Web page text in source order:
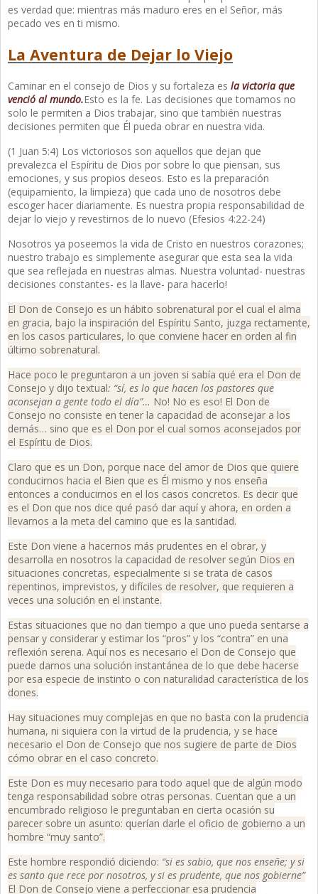
es verdad que: mientras más maduro eres en el Señor, más
pecado ves en ti mismo.
La Aventura de Dejar lo Viejo
Caminar en el consejo de Dios y su fortaleza es la victoria que
venció al mundo.Esto es la fe. Las decisiones que tomamos no
solo le permiten a Dios trabajar, sino que también nuestras
decisiones permiten que Él pueda obrar en nuestra vida.
(1 Juan 5:4) Los victoriosos son aquellos que dejan que
prevalezca el Espíritu de Dios por sobre lo que piensan, sus
emociones, y sus propios deseos. Esto es la preparación
(equipamiento, la limpieza) que cada uno de nosotros debe
escoger hacer diariamente. Es nuestra propia responsabilidad de
dejar lo viejo y revestirnos de lo nuevo (Efesios 4:22-24)
Nosotros ya poseemos la vida de Cristo en nuestros corazones;
nuestro trabajo es simplemente asegurar que esta sea la vida
que sea reflejada en nuestras almas. Nuestra voluntad- nuestras
decisiones constantes- es la llave- para hacerlo!
El Don de Consejo es un hábito sobrenatural por el cual el alma
en gracia, bajo la inspiración del Espíritu Santo, juzga rectamente,
en los casos particulares, lo que conviene hacer en orden al fin
último sobrenatural.
Hace poco le preguntaron a un joven si sabía qué era el Don de
Consejo y dijo textual: “sí, es lo que hacen los pastores que
aconsejan a gente todo el día”… No! No es eso! El Don de
Consejo no consiste en tener la capacidad de aconsejar a los
demás… sino que es el Don por el cual somos aconsejados por
el Espíritu de Dios.
Claro que es un Don, porque nace del amor de Dios que quiere
conducirnos hacia el Bien que es Él mismo y nos enseña
entonces a conducirnos en el los casos concretos. Es decir que
es el Don que nos dice qué pasó dar aquí y ahora, en orden a
llevarnos a la meta del camino que es la santidad.
Este Don viene a hacernos más prudentes en el obrar, y
desarrolla en nosotros la capacidad de resolver según Dios en
situaciones concretas, especialmente si se trata de casos
repentinos, imprevistos, y difíciles de resolver, que requieren a
veces una solución en el instante.
Estas situaciones que no dan tiempo a que uno pueda sentarse a
pensar y considerar y estimar los “pros” y los “contra” en una
reflexión serena. Aquí nos es necesario el Don de Consejo que
puede darnos una solución instantánea de lo que debe hacerse
por esa especie de instinto o con naturalidad característica de los
dones.
Hay situaciones muy complejas en que no basta con la prudencia
humana, ni siquiera con la virtud de la prudencia, y se hace
necesario el Don de Consejo que nos sugiere de parte de Dios
cómo obrar en el caso concreto.
Este Don es muy necesario para todo aquel que de algún modo
tenga responsabilidad sobre otras personas. Cuentan que a un
encumbrado religioso le preguntaban en cierta ocasión su
parecer sobre un asunto: querían darle el oficio de gobierno a un
hombre “muy santo”.
Este hombre respondió diciendo: “si es sabio, que nos enseñe; y si
es santo que rece por nosotros, y si es prudente, que nos gobierne”
El Don de Consejo viene a perfeccionar esa prudencia